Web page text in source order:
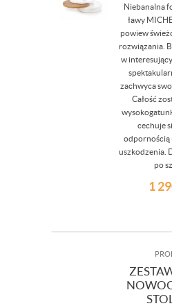
Niebanalna
ławy
powiew
rozwiązania.
w
zachwyca
Całość
cechuje
odpornością
uszkodzenia.
po
1